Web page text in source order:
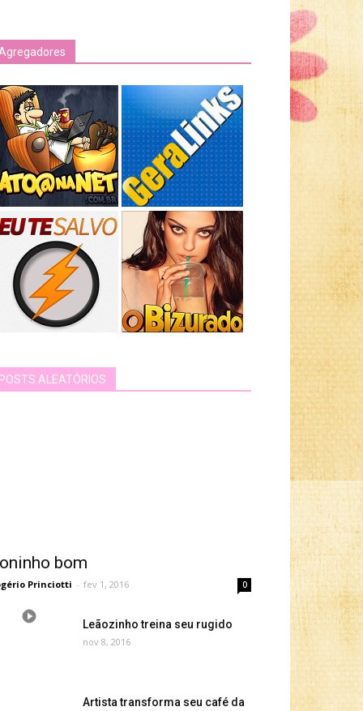
ALEATÓRIOS
bom
Princiotti - fev 1, 2016 0
Leãozinho treina seu rugido
nov 8, 2016
Artista transforma seu café da